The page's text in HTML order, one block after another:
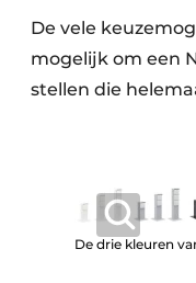
De vele
mogelijk om een
stellen die
De drie kleuren